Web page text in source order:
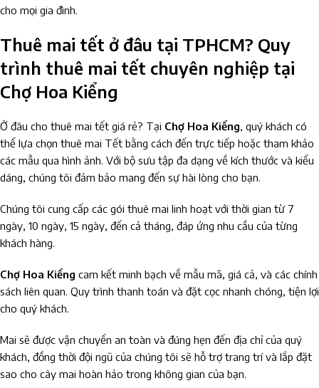
cho mọi gia đình.
Thuê mai tết ở đâu tại TPHCM? Quy
trình thuê mai tết chuyên nghiệp tại
Chợ Hoa Kiểng
Ở đâu cho thuê mai tết giá rẻ? Tại Chợ Hoa Kiểng , quý khách có
thể lựa chọn thuê mai Tết bằng cách đến trực tiếp hoặc tham khảo
các mẫu qua hình ảnh. Với bộ sưu tập đa dạng về kích thước và kiểu
dáng, chúng tôi đảm bảo mang đến sự hài lòng cho bạn.
Chúng tôi cung cấp các gói thuê mai linh hoạt với thời gian từ 7
ngày, 10 ngày, 15 ngày, đến cả tháng, đáp ứng nhu cầu của từng
khách hàng.
Chợ Hoa Kiểng cam kết minh bạch về mẫu mã, giá cả, và các chính
sách liên quan. Quy trình thanh toán và đặt cọc nhanh chóng, tiện lợi
cho quý khách.
Mai sẽ được vận chuyển an toàn và đúng hẹn đến địa chỉ của quý
khách, đồng thời đội ngũ của chúng tôi sẽ hỗ trợ trang trí và lắp đặt
sao cho cây mai hoàn hảo trong không gian của bạn.